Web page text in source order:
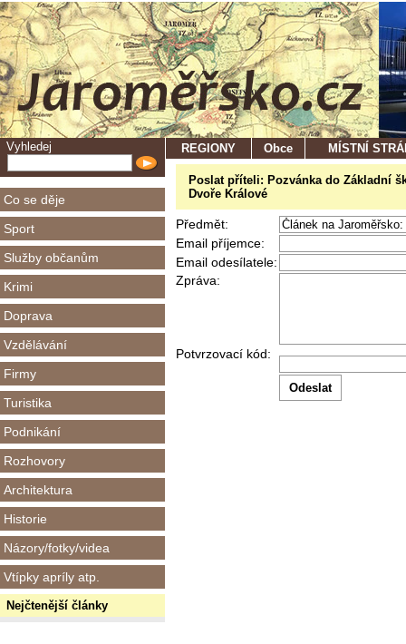
Vyhledej
Co se děje
Sport
Služby občanům
Krimi
Doprava
Vzdělávání
Firmy
Turistika
Podnikání
Rozhovory
Architektura
Historie
Názory/fotky/videa
Vtípky apríly atp.
Nejčtenější články
REGIONY Obce MÍSTNÍ
Poslat příteli: Pozvánka do Základní
Dvoře Králové
Předmět:
Email příjemce:
Email odesílatele:
Zpráva:
Potvrzovací kód: